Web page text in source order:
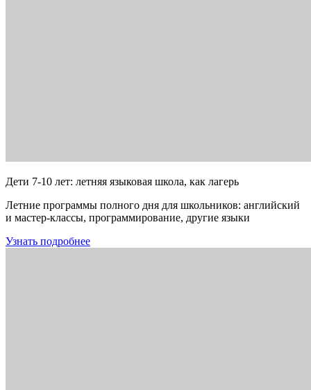
Дети 7-10 лет: летняя языковая школа, как лагерь
Летние программы полного дня для школьников: английский
и мастер-классы, программирование, другие языки
Узнать подробнее